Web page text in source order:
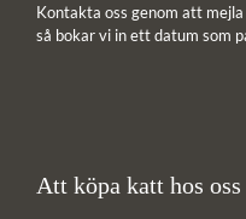
Kontakta oss genom att
så bokar vi in ett datum som
Att köpa katt hos oss